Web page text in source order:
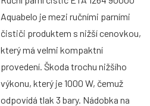
Aquabelo je mezi ručními parními
čističi produktem s nižší cenovkou,
který má velmi kompaktní
provedení. Škoda trochu nižšího
výkonu, který je 1000 W, čemuž
odpovídá tlak 3 bary. Nádobka na